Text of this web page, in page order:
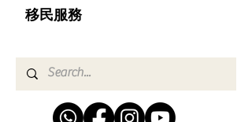
移民服務